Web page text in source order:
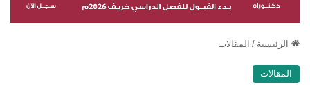
الرئيسية / المقالات
المقالات